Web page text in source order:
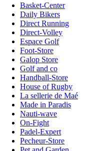
Basket-Center
Daily Bikers
Direct Running
Direct-Volley
Espace Golf
Foot-Store
Galop Store
Golf and co
Handball-Store
House of Rugby
La sellerie de Maé
Made in Paradis
Nauti-wave
On-Fight
Padel-Expert
Pecheur-Store